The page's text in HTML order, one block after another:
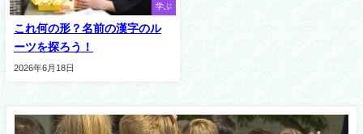
学ぶ
これ何の形？名前の漢字のル
ーツを探ろう！
2026年6月18日